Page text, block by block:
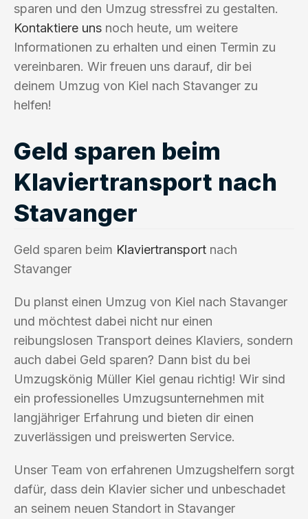
sparen und den Umzug stressfrei zu gestalten.
Kontaktiere uns noch heute, um weitere
Informationen zu erhalten und einen Termin zu
vereinbaren. Wir freuen uns darauf, dir bei
deinem Umzug von Kiel nach Stavanger zu
helfen!
Geld sparen beim
Klaviertransport nach
Stavanger
Geld sparen beim Klaviertransport nach
Stavanger
Du planst einen Umzug von Kiel nach Stavanger
und möchtest dabei nicht nur einen
reibungslosen Transport deines Klaviers, sondern
auch dabei Geld sparen? Dann bist du bei
Umzugskönig Müller Kiel genau richtig! Wir sind
ein professionelles Umzugsunternehmen mit
langjähriger Erfahrung und bieten dir einen
zuverlässigen und preiswerten Service.
Unser Team von erfahrenen Umzugshelfern sorgt
dafür, dass dein Klavier sicher und unbeschadet
an seinem neuen Standort in Stavanger